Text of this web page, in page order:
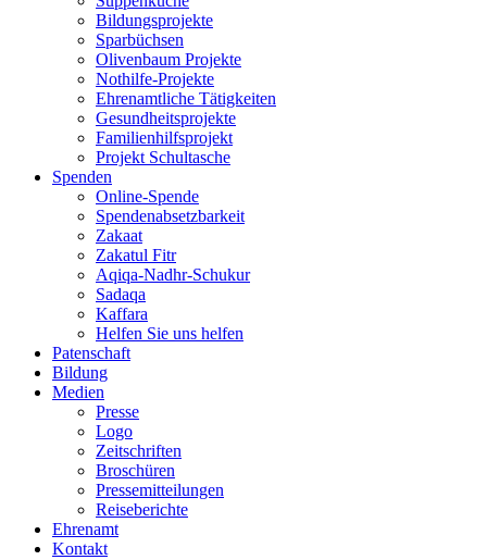
Bildungsprojekte
Sparbüchsen
Olivenbaum Projekte
Nothilfe-Projekte
Ehrenamtliche Tätigkeiten
Gesundheitsprojekte
Familienhilfsprojekt
Projekt Schultasche
Spenden
Online-Spende
Spendenabsetzbarkeit
Zakaat
Zakatul Fitr
Aqiqa-Nadhr-Schukur
Sadaqa
Kaffara
Helfen Sie uns helfen
Patenschaft
Bildung
Medien
Presse
Logo
Zeitschriften
Broschüren
Pressemitteilungen
Reiseberichte
Ehrenamt
Kontakt